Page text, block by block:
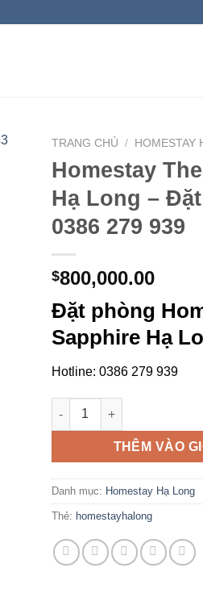
TRANG CHỦ / HOMESTAY
Homestay
Hạ Long –
0386 279 939
$800,000.00
Đặt phòng
Sapphire Hạ
Hotline: 0386 279 939
Homestay The Sapphire
THÊM VÀO
Danh mục: Homestay Hạ Long
Thẻ: homestayhalong